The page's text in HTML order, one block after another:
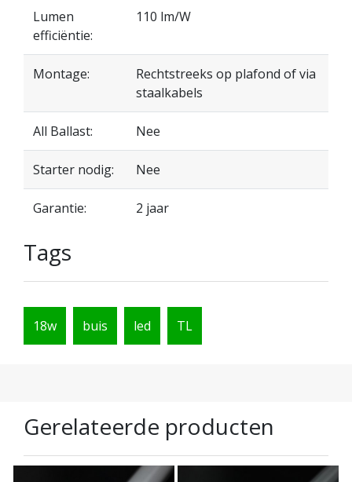
Lumen
efficiëntie:
110 lm/W
Montage:
Rechtstreeks op plafond of via
staalkabels
All Ballast: Nee
Starter nodig: Nee
Garantie: 2 jaar
Tags
18w buis led TL
Gerelateerde producten